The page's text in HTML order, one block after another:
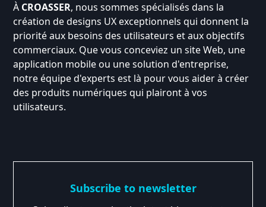
À CROASSER, nous sommes spécialisés dans la
création de designs UX exceptionnels qui donnent la
priorité aux besoins des utilisateurs et aux objectifs
commerciaux. Que vous conceviez un site Web, une
application mobile ou une solution d'entreprise,
notre équipe d'experts est là pour vous aider à créer
des produits numériques qui plairont à vos
utilisateurs.
Subscribe to newsletter